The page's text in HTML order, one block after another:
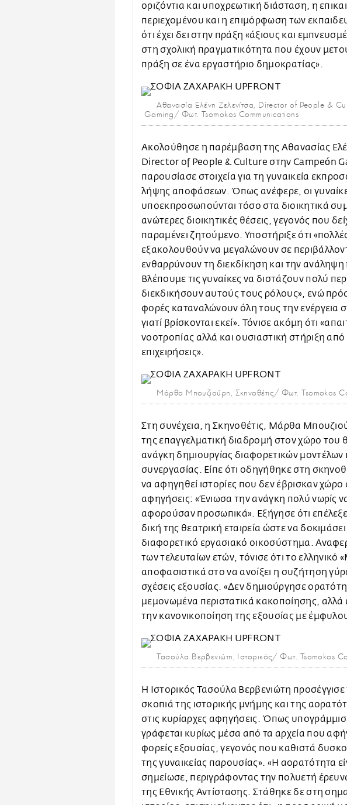
οριζόντια και υποχρεωτική διάσταση, η
περιεχομένου και η επιμόρφωση των
ότι έχει δει στην πράξη «άξιους και
στη σχολική πραγματικότητα που έχουν
πράξη σε ένα εργαστήριο δημοκρατίας».
Αθανασία Ελένη Ζελενίτσα, Director of People &
Gaming/ Φωτ. Tsomokos Communications
Ακολούθησε η παρέμβαση της Αθανασίας
Director of People & Culture στην Campeón
παρουσίασε στοιχεία για τη γυναικεία
λήψης αποφάσεων. Όπως ανέφερε, οι
υποεκπροσωπούνται τόσο στα διοικητικά
ανώτερες διοικητικές θέσεις, γεγονός που
παραμένει ζητούμενο. Υποστήριξε ότι
εξακολουθούν να μεγαλώνουν σε
ενθαρρύνουν τη διεκδίκηση και την ανάληψη
Βλέπουμε τις γυναίκες να διστάζουν πολύ
διεκδικήσουν αυτούς τους ρόλους», ενώ
φορές καταναλώνουν όλη τους την ενέργεια
γιατί βρίσκονται εκεί». Τόνισε ακόμη ότι
νοοτροπίας αλλά και ουσιαστική στήριξη από
επιχειρήσεις».
Μάρθα Μπουζιούρη, Σκηνοθέτις/ Φωτ. Tsomokos
Στη συνέχεια, η Σκηνοθέτις, Μάρθα
της επαγγελματική διαδρομή στον χώρο του
ανάγκη δημιουργίας διαφορετικών μοντέλων
συνεργασίας. Είπε ότι οδηγήθηκε στη
να αφηγηθεί ιστορίες που δεν έβρισκαν χώρο
αφηγήσεις: «Ένιωσα την ανάγκη πολύ νωρίς
αφορούσαν προσωπικά». Εξήγησε ότι
δική της θεατρική εταιρεία ώστε να
διαφορετικό εργασιακό οικοσύστημα.
των τελευταίων ετών, τόνισε ότι το ελληνικό
αποφασιστικά στο να ανοίξει η συζήτηση
σχέσεις εξουσίας. «Δεν δημιούργησε
μεμονωμένα περιστατικά κακοποίησης,
την κανονικοποίηση της εξουσίας με
Τασούλα Βερβενιώτη, Ιστορικός/ Φωτ. Tsomokos
Η Ιστορικός Τασούλα Βερβενιώτη
σκοπιά της ιστορικής μνήμης και της
στις κυρίαρχες αφηγήσεις. Όπως
γράφεται κυρίως μέσα από τα αρχεία που
φορείς εξουσίας, γεγονός που καθιστά
της γυναικείας παρουσίας». «Η αορατότητα
σημείωσε, περιγράφοντας την πολυετή έρευνά
της Εθνικής Αντίστασης. Στάθηκε δε στη